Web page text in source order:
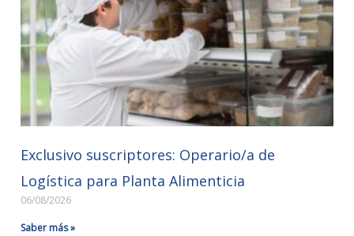
Exclusivo suscriptores: Operario/a de
Logística para Planta Alimenticia
06/08/2026
Saber más »